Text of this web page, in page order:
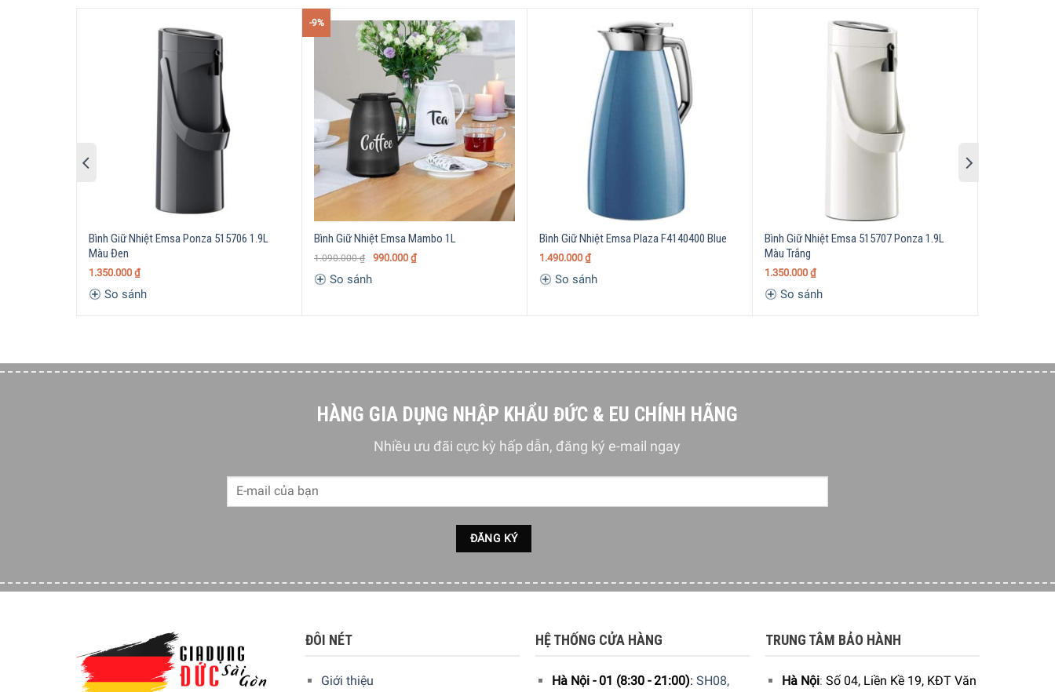
Bình Giữ Nhiệt Emsa Samba Ware 4010900 1L Stonevới thiết kế phức tạp, chức năng vượt trội
và chất lượng Sản xuất tại Đức. Cà phê mất đi hương vị tươi ngon
vốn có do biến động nhiệt độ và
Bình Giữ Nhiệt Emsa Samba Ware 4010900 1L Stone niêm phong kín khí 100%
lít (khoảng 8 cốc),vô cùng chắc chắn và giữ đồ uống của bạn nóng trong 12 giờ hoặc lạnh trong 24 giờ. Có thể cộng thêm
đóng Quick-Press của nó, cho phép rót không nhỏ giọt chỉ bằng một
dễ vệ sinh. Samba cũng
sẵn 20 màu khác nhau.
Đặc điểm Bình Giữ Nhiệt Emsa Samba Ware 4010900 1L Stone
Bình Giữ Nhiệt Emsa Ponza 515706 1.9L
Màu Đen
1.350.000 ₫
So sánh
-9%
Bình Giữ Nhiệt Emsa Mambo 1L
1.090.000₫ 990.000 ₫
So sánh
Bình Giữ Nhiệt Emsa Plaza F4140400 Blue
1.490.000 ₫
So sánh
Bình Giữ Nhiệt Emsa 515707 Ponza 1.9L
Màu Trắng
1.350.000 ₫
So sánh
HÀNG GIA DỤNG NHẬP KHẨU ĐỨC & EU CHÍNH HÃNG
Nhiều ưu đãi cực kỳ hấp dẫn, đăng ký e-mail ngay
ĐÔI NÉT
Giới thiệu
HỆ THỐNG CỬA HÀNG
Hà Nội - 01 (8:30 - 21:00): SH08,
TRUNG TÂM BẢO HÀNH
Hà Nội: Số 04, Liền Kề 19, KĐT Văn